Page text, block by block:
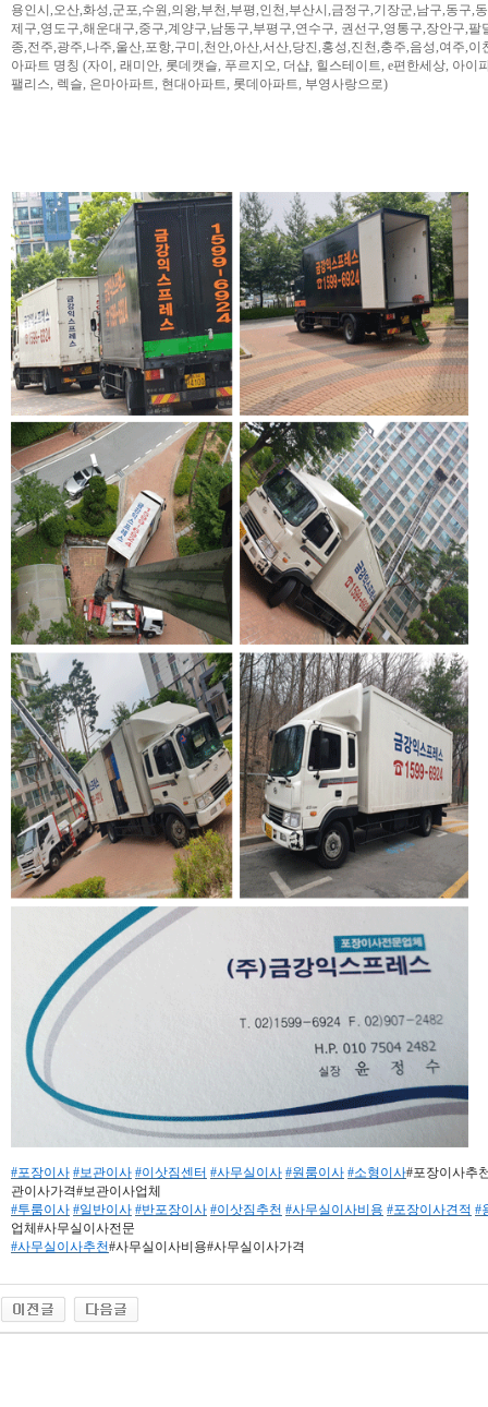
용인시,오산,화성,군포,수원,의왕,부천,부평,인천,부산시,금정구,기장군,남구,동구,
제구,영도구,해운대구,중구,계양구,남동구,부평구,연수구, 권선구,영통구,장안구,
종,전주,광주,나주,울산,포항,구미,천안,아산,서산,당진,홍성,진천,충주,음성,여주,이
아파트 명칭 (자이, 래미안, 롯데캣슬, 푸르지오, 더샵, 힐스테이트, e편한세상, 아이
팰리스, 렉슬, 은마아파트, 현대아파트, 롯데아파트, 부영사랑으로)
#포장이사 #보관이사 #이삿짐센터 #사무실이사 #원룸이사 #소형이사#포장이사추
관이사가격#보관이사업체
#투룸이사 #일반이사 #반포장이사 #이삿짐추천 #사무실이사비용 #포장이사견적 #
업체#사무실이사전문
#사무실이사추천#사무실이사비용#사무실이사가격